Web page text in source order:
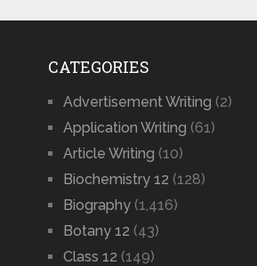
CATEGORIES
Advertisement Writing (2)
Application Writing (61)
Article Writing (10)
Biochemistry 12 (128)
Biography(1,416)
Botany 12 (43)
Class 12 (149)